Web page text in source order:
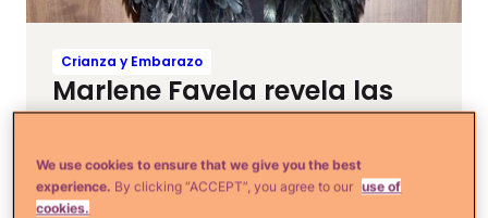
Crianza y Embarazo
Marlene Favela revela las
dos premoniciones que tuvo
en su embarazo que se
hicieron realidad
We use cookies to ensure that we give you the best
experience. By clicking “ACCEPT”, you agree to our use of
cookies.